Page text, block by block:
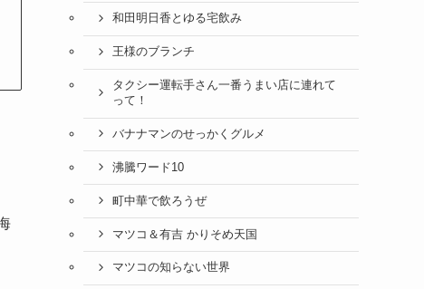
和田明日香とゆる宅飲み
王様のブランチ
タクシー運転手さん一番うまい店に連れて
って！
バナナマンのせっかくグルメ
沸騰ワード10
町中華で飲ろうぜ
マツコ＆有吉 かりそめ天国
マツコの知らない世界